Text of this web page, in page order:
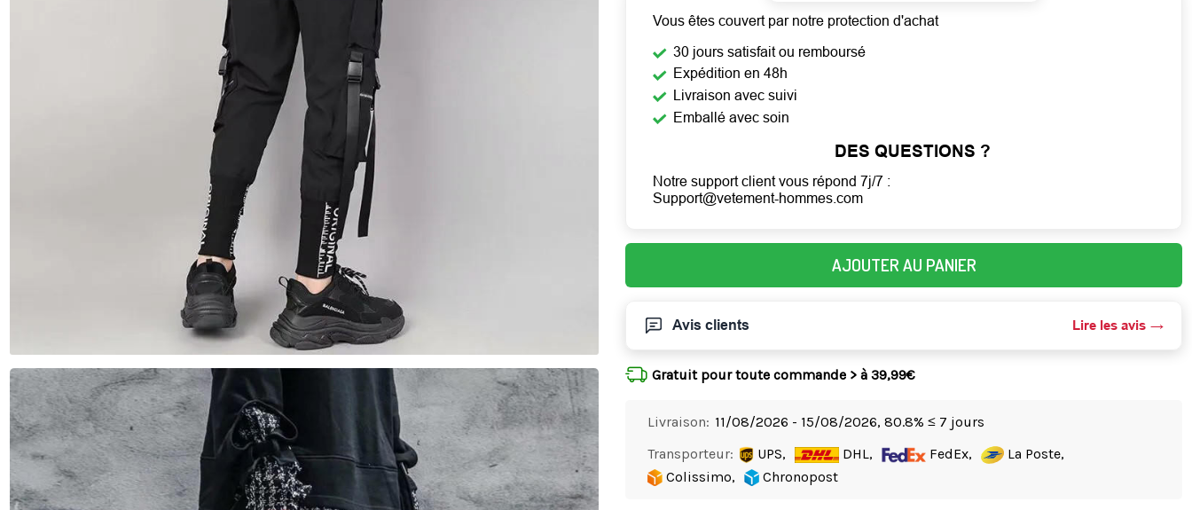
Vous êtes couvert par notre protection d'achat
30 jours satisfait ou remboursé
Expédition en 48h
Livraison avec suivi
Emballé avec soin
DES QUESTIONS ?
Notre support client vous répond 7j/7 :
Support@vetement-hommes.com
AJOUTER AU PANIER
Avis clients Lire les avis
Gratuit pour toute commande > à 39,99€
Livraison: 11/08/2026 - 15/08/2026,80.8% ≤ 7 jours
Transporteur:
UPS, DHL, FedEx,
La Poste,
Colissimo,
Chronopost